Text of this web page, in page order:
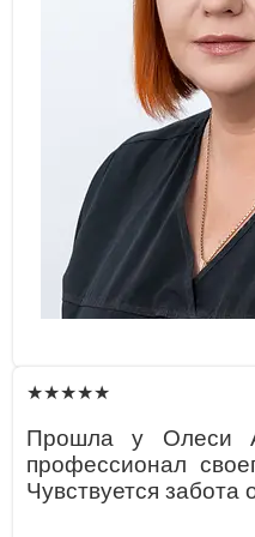
★★★★★
Прошла у Олеси
профессионал
Чувствуется забота